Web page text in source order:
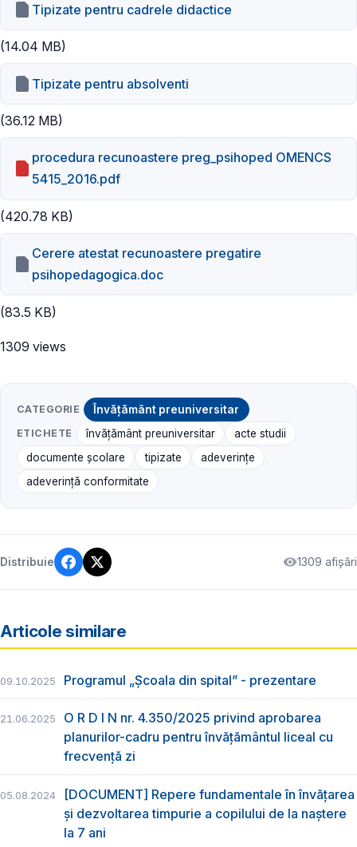
Tipizate pentru cadrele didactice
(14.04 MB)
Tipizate pentru absolventi
(36.12 MB)
procedura recunoastere preg_psihoped OMENCS
5415_2016.pdf
(420.78 KB)
Cerere atestat recunoastere pregatire
psihopedagogica.doc
(83.5 KB)
1309 views
CATEGORIE Învățământ preuniversitar
ETICHETE învățământ preuniversitar
acte studii
documente școlare
tipizate
adeverințe
adeverință conformitate
Distribuie 1309 afișări
Articole similare
09.10.2025 Programul „Școala din spital” - prezentare
21.06.2025
O R D I N nr. 4.350/2025 privind aprobarea
planurilor-cadru pentru învățământul liceal cu
frecvență zi
05.08.2024
[DOCUMENT] Repere fundamentale în învățarea
și dezvoltarea timpurie a copilului de la naștere
la 7 ani